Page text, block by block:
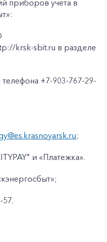
приборов учета в
krsk-sbit.ru в разделе
+7-903-767-29-
;
и «Платежка».
57.